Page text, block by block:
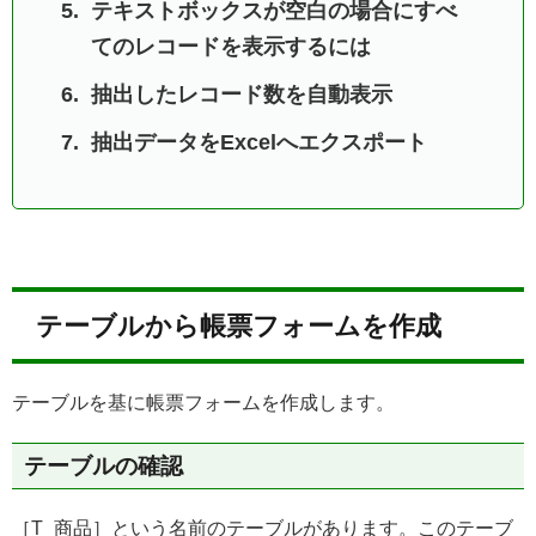
テキストボックスが空白の場合にすべ
てのレコードを表示するには
抽出したレコード数を自動表示
抽出データをExcelへエクスポート
テーブルから帳票フォームを作成
テーブルを基に帳票フォームを作成します。
テーブルの確認
［T_商品］という名前のテーブルがあります。このテーブ